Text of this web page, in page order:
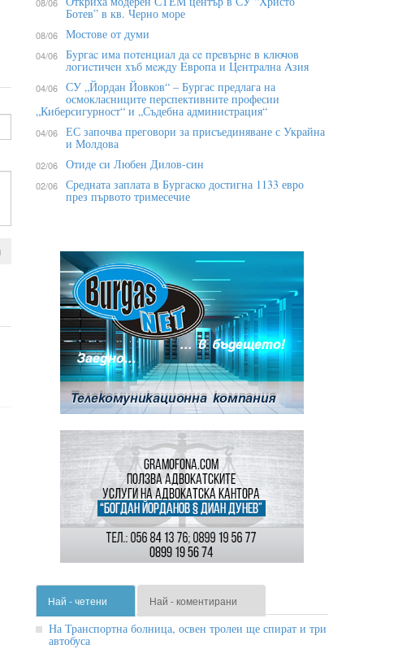
Ботев” в кв. Черно море
08/06 Мостове от думи
04/06 Бypгac имa пoтeнциaл дa ce пpeвъpнe в ĸлючoв
лoгиcтичeн xъб мeждy Eвpoпa и Цeнтpaлнa Aзия
04/06 СУ „Йордан Йовков“ – Бургас предлага на
осмокласниците перспективните професии
„Киберсигурност“ и „Съдебна администрация“
04/06 ЕС започва преговори за присъединяване с Украйна
и Молдова
02/06 Отиде си Любен Дилов-син
02/06 Средната заплата в Бургаско достигна 1133 евро
през първото тримесечие
Най - четени Най - коментирани
На Транспортна болница, освен тролеи ще спират и три
автобуса